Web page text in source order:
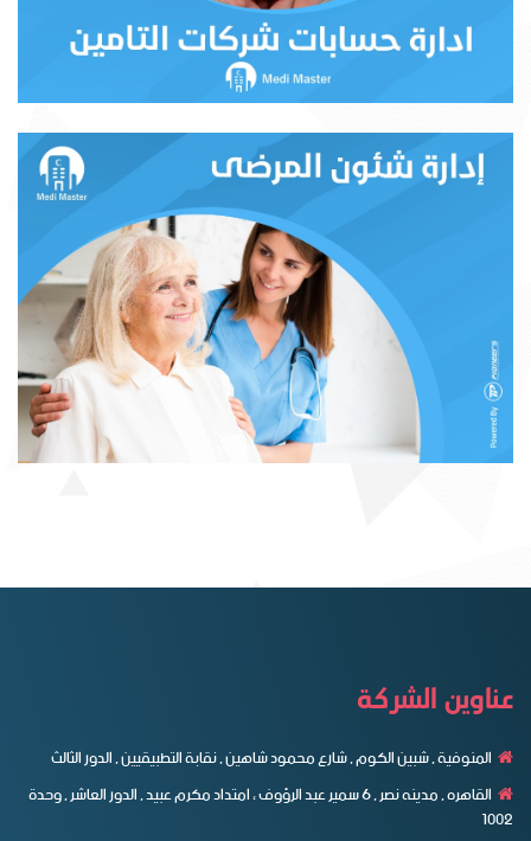
عناوين الشركة
المنوفية , شبين الكوم , شارع محمود شاهين , نقابة التطبيقيين , الدور الثالث
القاهره , مدينه نصر , ٦ سمير عبد الرؤوف ، امتداد مكرم عبيد , الدور العاشر , وحدة
1002